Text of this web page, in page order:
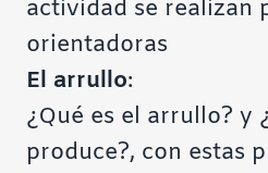
actividad se realizan
orientadoras
El arrullo:
¿Qué es el arrullo? y
produce?, con estas